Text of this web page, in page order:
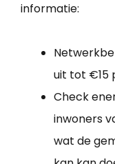
informatie:
uit tot €15
Check
inwoners
wat de